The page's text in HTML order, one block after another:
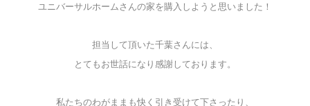
ユニバーサルホームさんの家を購入しようと思いました！
担当して頂いた千葉さんには、
とてもお世話になり感謝しております。
私たちのわがままも快く引き受けて下さったり、